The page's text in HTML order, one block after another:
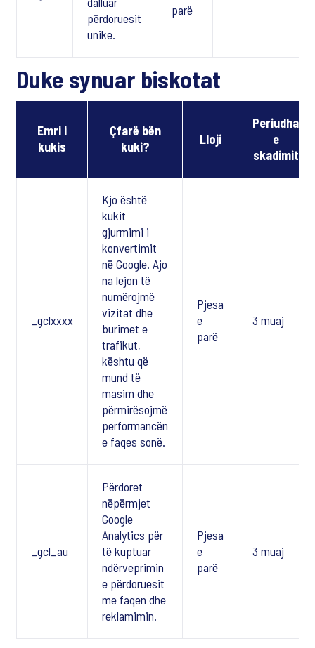
përdoruesit
unike.
parë
Duke synuar biskotat
Emri i
kukis
Çfarë bën
kuki?
Lloji
Periudha
e
skadimit
_gclxxxx
Kjo është
kukit
gjurmimi i
konvertimit
në Google. Ajo
na lejon të
numërojmë
vizitat dhe
burimet e
trafikut,
kështu që
mund të
masim dhe
përmirësojmë
performancën
e faqes sonë.
Pjesa
e
parë
3 muaj
_gcl_au
Përdoret
nëpërmjet
Google
Analytics për
të kuptuar
ndërveprimin
e përdoruesit
me faqen dhe
reklamimin.
Pjesa
e
parë
3 muaj